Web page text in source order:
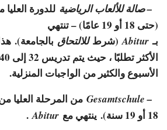
– صالة للألعاب الرياضية للدورة العليا
(حتى 18 أو 19 عامًا) – تنتهي
بـ Abitur(شرطللالتحاق بالجامعة).
الأسبوع والكثير من الواجبات المنزلية.
– Gesamtschule من المرحلة العليا
18 أو 19 سنة). ينتهي مع
Abitur
.